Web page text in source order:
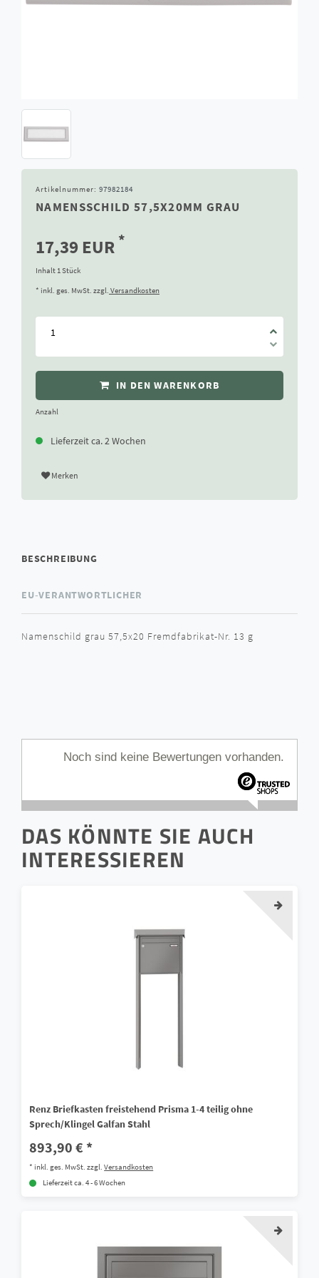
Artikelnummer: 97982184
NAMENSSCHILD 57,5X20MM GRAU
17,39 EUR *
Inhalt 1 Stück
* inkl. ges. MwSt. zzgl. Versandkosten
IN DEN WARENKORB
Anzahl
Lieferzeit ca. 2 Wochen
Merken
BESCHREIBUNG
EU-VERANTWORTLICHER
Namenschild grau 57,5x20 Fremdfabrikat-Nr. 13 g
Noch sind keine Bewertungen vorhanden.
DAS KÖNNTE SIE AUCH
INTERESSIEREN
Renz Briefkasten freistehend Prisma 1-4 teilig ohne
Sprech/Klingel Galfan Stahl
893,90 € *
*inkl. ges. MwSt. zzgl.Versandkosten
Lieferzeit ca. 4 - 6 Wochen